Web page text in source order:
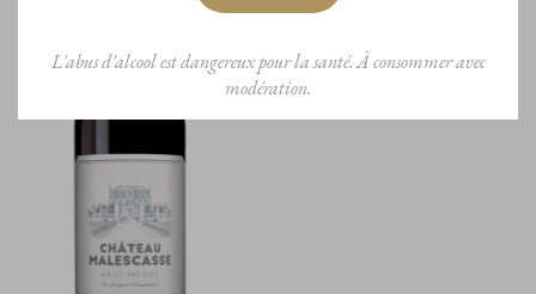
L'abus d'alcool est dangereux pour la santé. À consommer avec
modération.